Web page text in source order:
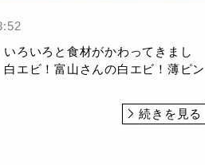
ろいろと食材がかわってきまし
エビ！富山さんの白エビ！薄ピン
続きを見る